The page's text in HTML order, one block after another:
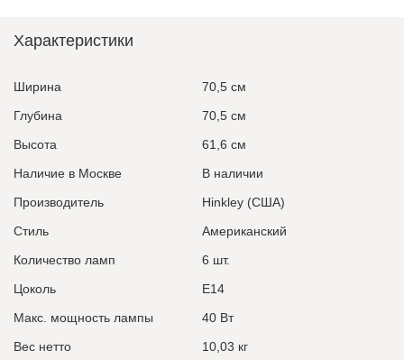
Характеристики
Ширина
70,5 см
Глубина
70,5 см
Высота
61,6 см
Наличие в Москве
В наличии
Производитель
Hinkley (США)
Стиль
Американский
Количество ламп
6 шт.
Цоколь
E14
Макс. мощность лампы
40 Вт
Вес нетто
10,03 кг